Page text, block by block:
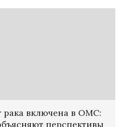
рака включена в ОМС:
перспективы